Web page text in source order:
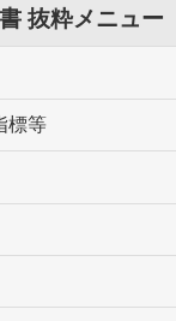
抜粋メニュー
標等